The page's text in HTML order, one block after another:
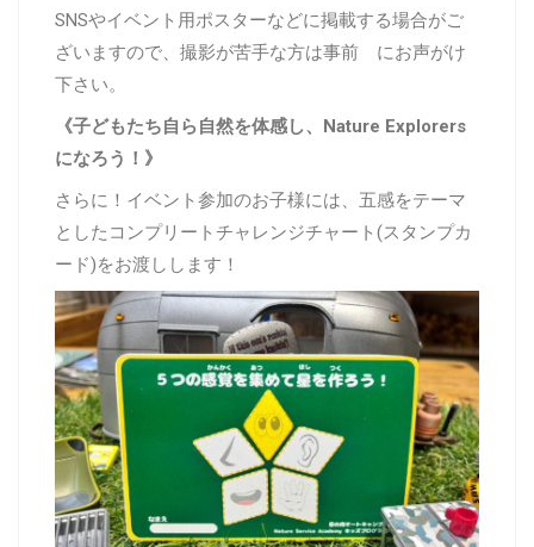
SNSやイベント用ポスターなどに掲載する場合がご
ざいますので、撮影が苦手な方は事前 にお声がけ
下さい。
《子どもたち自ら自然を体感し、 Nature Explorers
になろう！》
さらに！イベント参加のお子様には、五感をテーマ
としたコンプリートチャレンジチャート(スタンプカ
ード)をお渡しします！